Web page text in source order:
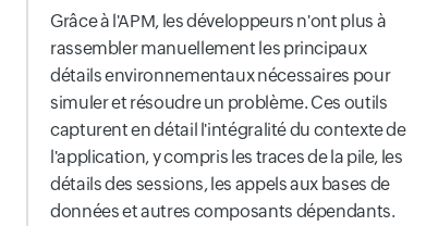
Grâce à l'APM, les développeurs n'ont plus à
rassembler manuellement les principaux
détails environnementaux nécessaires pour
simuler et résoudre un problème. Ces outils
capturent en détail l'intégralité du contexte de
l'application, y compris les traces de la pile, les
détails des sessions, les appels aux bases de
données et autres composants dépendants.